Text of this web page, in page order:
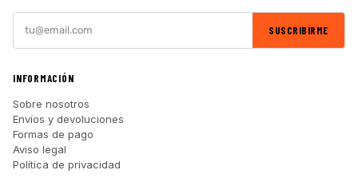
SUSCRIBIRME
INFORMACIÓN
Sobre nosotros
Envíos y devoluciones
Formas de pago
Aviso legal
Política de privacidad